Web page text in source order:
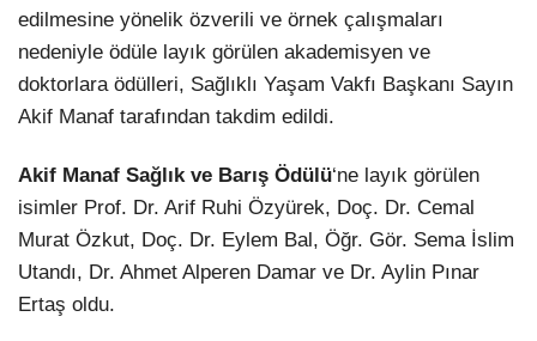
edilmesine yönelik özverili ve örnek çalışmaları
nedeniyle ödüle layık görülen akademisyen ve
doktorlara ödülleri, Sağlıklı Yaşam Vakfı Başkanı Sayın
Akif Manaf tarafından takdim edildi.
Akif Manaf Sağlık ve Barış Ödülü‘ne layık görülen
isimler Prof. Dr. Arif Ruhi Özyürek, Doç. Dr. Cemal
Murat Özkut, Doç. Dr. Eylem Bal, Öğr. Gör. Sema İslim
Utandı, Dr. Ahmet Alperen Damar ve Dr. Aylin Pınar
Ertaş oldu.